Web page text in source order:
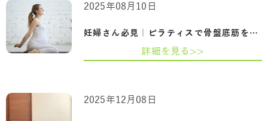
妊婦さん必見｜ピラティスで骨盤底筋を鍛…
2025年08月10日
詳細を見る>>
2025年12月08日